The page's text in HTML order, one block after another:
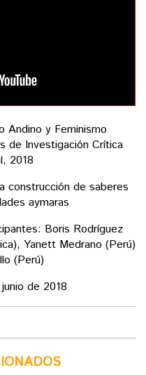
Andino y Feminismo
de Investigación Crítica
2018
construcción de saberes
aymaras
Boris Rodríguez
Yanett Medrano (Perú)
(Perú)
de 2018